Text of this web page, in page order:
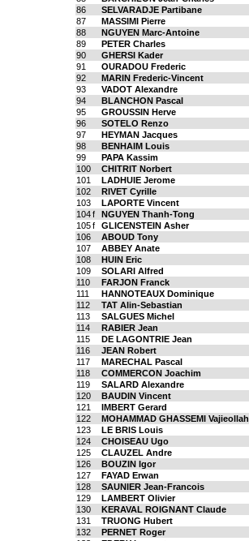
86
SELVARADJE Partibane
87
MASSIMI Pierre
88
NGUYEN Marc-Antoine
89
PETER Charles
90
GHERSI Kader
91
OURADOU Frederic
92
MARIN Frederic-Vincent
93
VADOT Alexandre
94
BLANCHON Pascal
95
GROUSSIN Herve
96
SOTELO Renzo
97
HEYMAN Jacques
98
BENHAIM Louis
99
PAPA Kassim
100
CHITRIT Norbert
101
LADHUIE Jerome
102
RIVET Cyrille
103
LAPORTE Vincent
104f NGUYEN Thanh-Tong
105f GLICENSTEIN Asher
106
ABOUD Tony
107
ABBEY Anate
108
HUIN Eric
109
SOLARI Alfred
110
FARJON Franck
111
HANNOTEAUX Dominique
112
TAT Alin-Sebastian
113
SALGUES Michel
114
RABIER Jean
115
DE LAGONTRIE Jean
116
JEAN Robert
117
MARECHAL Pascal
118
COMMERCON Joachim
119
SALARD Alexandre
120
BAUDIN Vincent
121
IMBERT Gerard
122
MOHAMMAD GHASSEMI Vajieollah
123
LE BRIS Louis
124
CHOISEAU Ugo
125
CLAUZEL Andre
126
BOUZIN Igor
127
FAYAD Erwan
128
SAUNIER Jean-Francois
129
LAMBERT Olivier
130
KERAVAL ROIGNANT Claude
131
TRUONG Hubert
132
PERNET Roger